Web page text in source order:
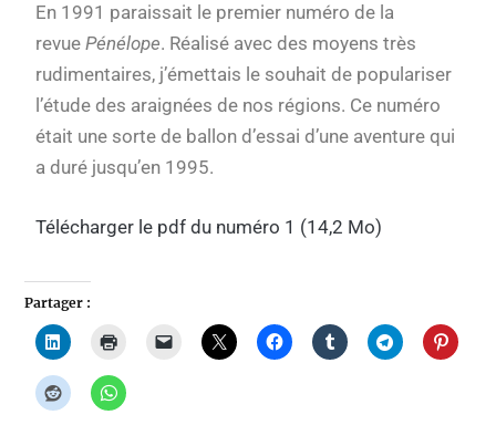
En 1991 paraissait le premier numéro de la
revuePénélope. Réalisé avec des moyens très
rudimentaires, j’émettais le souhait de populariser
l’étude des araignées de nos régions. Ce numéro
était une sorte de ballon d’essai d’une aventure qui
a duré jusqu’en 1995.
Télécharger le pdf du numéro 1 (14,2 Mo)
Partager :